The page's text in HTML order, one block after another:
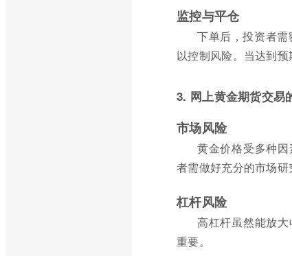
监控与平仓
下单后，投资者
以控制风险。当达到
3. 网上黄金期货交易
市场风险
黄金价格受多种
者需做好充分的市场研
杠杆风险
高杠杆虽然能放
重要。